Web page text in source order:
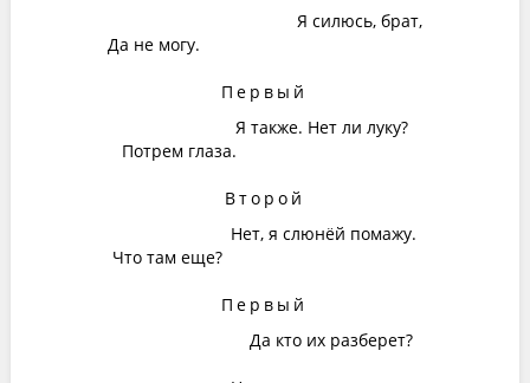
Я силюсь, брат,
Да не могу.
Первый
Я также. Нет ли луку?
Потрем глаза.
Второй
Нет, я слюнёй помажу.
Что там еще?
Первый
Да кто их разберет?